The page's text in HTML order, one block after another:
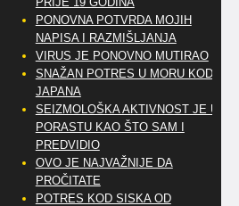
PONOVNA POTVRDA MOJIH
NAPISA I RAZMIŠLJANJA
VIRUS JE PONOVNO MUTIRAO
SNAŽAN POTRES U MORU KOD
JAPANA
SEIZMOLOŠKA AKTIVNOST JE U
PORASTU KAO ŠTO SAM I
PREDVIDIO
OVO JE NAJVAŽNIJE DA
PROČITATE
POTRES KOD SISKA OD